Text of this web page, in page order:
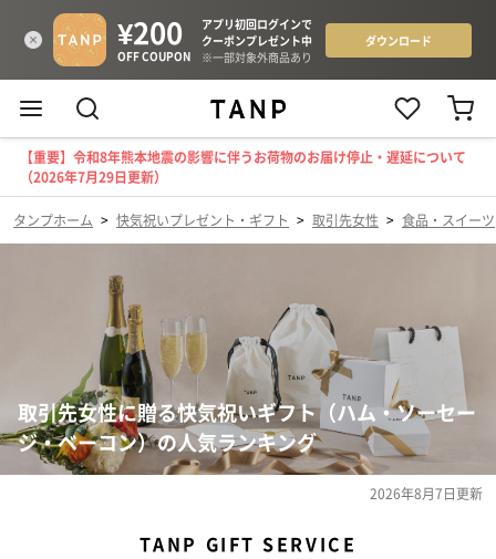
【重要】令和8年熊本地震の影響に伴うお荷物のお届け停止・遅延について
（2026年7月29日更新）
タンプホーム > 快気祝いプレゼント・ギフト > 取引先女性 > 食品・スイーツ
取引先女性に贈る快気祝いギフト（ハム・ソーセー
ジ・ベーコン）の人気ランキング
2026年8月7日更新
TANP GIFT SERVICE